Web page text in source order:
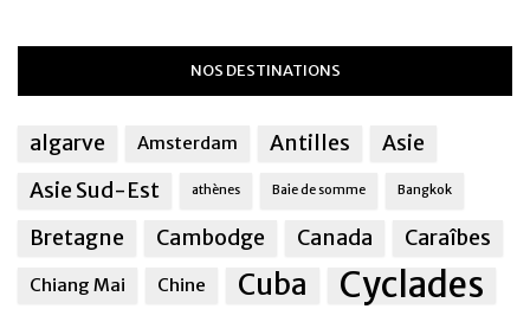
NOS DESTINATIONS
algarve Amsterdam Antilles
Asie
Asie Sud-Est
athènes Baie de somme Bangkok
Bretagne Cambodge Canada Caraîbes
Chiang Mai Chine Cuba Cyclades